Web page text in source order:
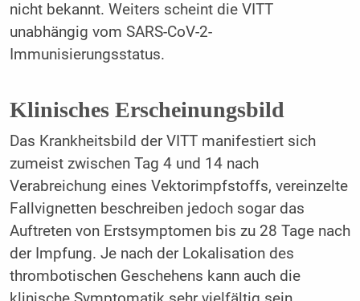
nicht bekannt. Weiters scheint die VITT
unabhängig vom SARS-CoV-2-
Immunisierungsstatus.
Klinisches Erscheinungsbild
Das Krankheitsbild der VITT manifestiert sich
zumeist zwischen Tag 4 und 14 nach
Verabreichung eines Vektorimpfstoffs, vereinzelte
Fallvignetten beschreiben jedoch sogar das
Auftreten von Erstsymptomen bis zu 28 Tage nach
der Impfung. Je nach der Lokalisation des
thrombotischen Geschehens kann auch die